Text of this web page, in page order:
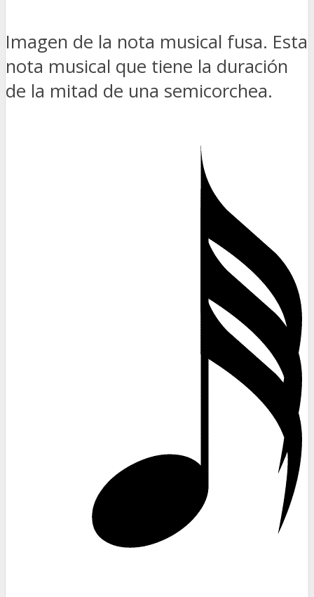
Imagen de la nota musical fusa. Esta
nota musical que tiene la duración
de la mitad de una semicorchea.